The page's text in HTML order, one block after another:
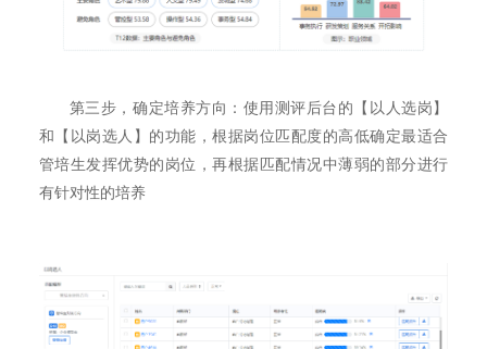
第三步，确定培养方向：使用测评后台的【以人选岗】
和【以岗选人】的功能，根据岗位匹配度的高低确定最适合
管培生发挥优势的岗位，再根据匹配情况中薄弱的部分进行
有针对性的培养